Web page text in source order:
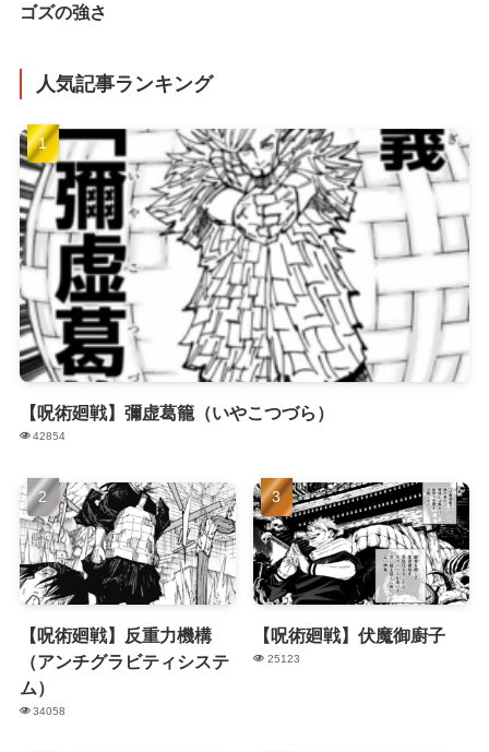
ゴズの強さ
人気記事ランキング
【呪術廻戦】彌虚葛籠（いやこつづら）
42854
【呪術廻戦】反重力機構
（アンチグラビティシステ
ム）
34058
【呪術廻戦】伏魔御廚子
25123